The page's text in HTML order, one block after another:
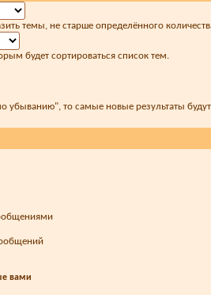
темы, не старше определённого
будет сортироваться список тем.
убыванию", то самые новые результаты